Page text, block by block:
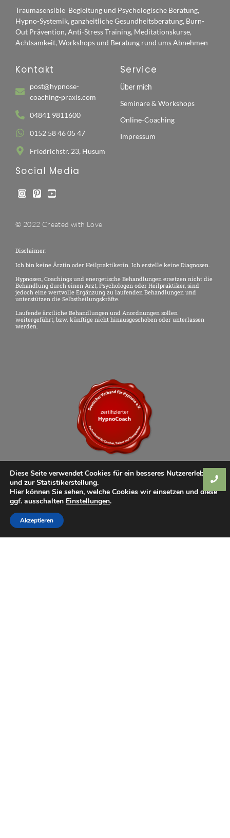
Traumasensible Begleitung und Psychologische Beratung,
Hypno-Systemik, ganzheitliche Gesundheitsberatung, Burn-
Out Prävention, Anti-Stress Training, Meditationskurse,
Achtsamkeit, Workshops und Beratung rund ums Abnehmen
Kontakt
post@hypnose-
coaching-praxis.com
04841 9811600
0152 58 46 05 47
Friedrichstr. 23, Husum
Service
Über mich
Seminare & Workshops
Online-Coaching
Impressum
Social Media
© 2022 Created with Love
Disclaimer:
Ich bin keine Ärztin oder Heilpraktikerin. Ich erstelle keine Diagnosen.
Hypnosen, Coachings und energetische Behandlungen ersetzen nicht die
Behandlung durch einen Arzt, Psychologen oder Heilpraktiker, sind
jedoch eine wertvolle Ergänzung zu laufenden Behandlungen und
unterstützen die Selbstheilungskräfte.
Laufende ärztliche Behandlungen und Anordnungen sollen
weitergeführt, bzw. künftige nicht hinausgeschoben oder unterlassen
werden.
Diese Seite verwendet Cookies für ein besseres Nutzererlebnis
und zur Statistikerstellung.
Hier können Sie sehen, welche Cookies wir einsetzen und diese
ggf. ausschalten Einstellungen.
Akzeptieren